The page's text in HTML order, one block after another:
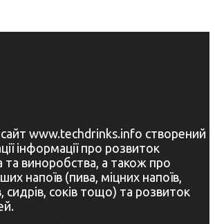
www.techdrinks.info створений
інформації про розвиток
та виноробства, а також про
напоїв (пива, міцних напоїв,
сидрів, соків тощо) та розвиток